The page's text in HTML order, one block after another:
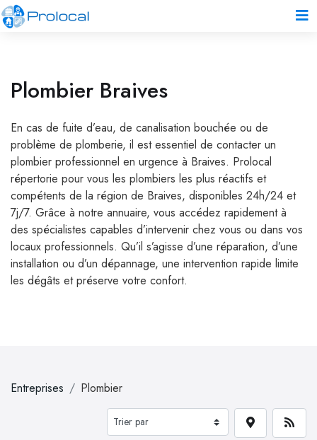
Plombier Braives
En cas de fuite d’eau, de canalisation bouchée ou de
problème de plomberie, il est essentiel de contacter un
plombier professionnel en urgence à Braives. Prolocal
répertorie pour vous les plombiers les plus réactifs et
compétents de la région de Braives, disponibles 24h/24 et
7j/7. Grâce à notre annuaire, vous accédez rapidement à
des spécialistes capables d’intervenir chez vous ou dans vos
locaux professionnels. Qu’il s’agisse d’une réparation, d’une
installation ou d’un dépannage, une intervention rapide limite
les dégâts et préserve votre confort.
Entreprises Plombier